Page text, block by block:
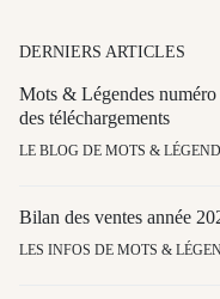
DERNIERS ARTICLES
Mots & Légendes
des téléchargements
LE BLOG DE MOTS &
Bilan des ventes année
LES INFOS DE MOTS &